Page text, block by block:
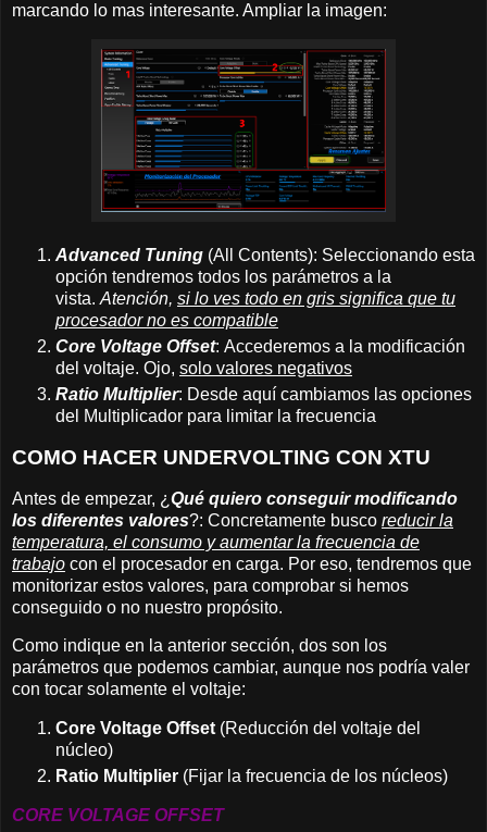
marcando lo mas interesante. Ampliar la imagen:
Advanced Tuning (All Contents): Seleccionando esta
opción tendremos todos los parámetros a la
vista. Atención, si lo ves todo en gris significa que tu
procesador no es compatible
Core Voltage Offset: Accederemos a la modificación
del voltaje. Ojo, solo valores negativos
Ratio Multiplier: Desde aquí cambiamos las opciones
del Multiplicador para limitar la frecuencia
COMO HACER UNDERVOLTING CON XTU
Antes de empezar, ¿ Qué quiero conseguir modificando
los diferentes valores?: Concretamente busco reducir la
temperatura, el consumo y aumentar la frecuencia de
trabajo con el procesador en carga. Por eso, tendremos que
monitorizar estos valores, para comprobar si hemos
conseguido o no nuestro propósito.
Como indique en la anterior sección, dos son los
parámetros que podemos cambiar, aunque nos podría valer
con tocar solamente el voltaje:
Core Voltage Offset (Reducción del voltaje del
núcleo)
Ratio Multiplier (Fijar la frecuencia de los núcleos)
CORE VOLTAGE OFFSET